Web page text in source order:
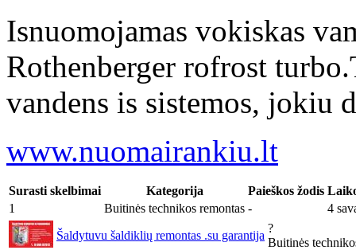
Isnuomojamas vokiskas
Rothenberger rofrost
vandens is sistemos, jokiu
www.nuomairankiu.lt
Surasti skelbimai Kategorija Paieškos žodis
1
Buitinės technikos remontas -
4
Šaldytuvu šaldiklių remontas .su garantija
?
Buitinės